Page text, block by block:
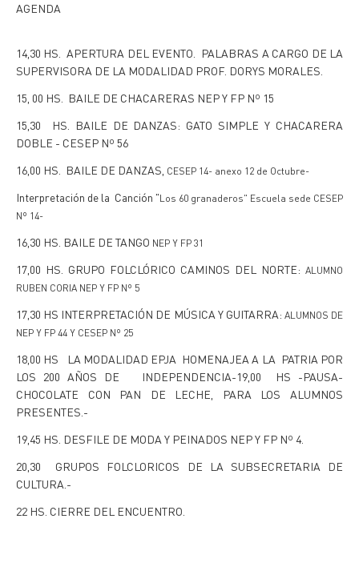
AGENDA
14,30 HS. APERTURA DEL EVENTO. PALABRAS A CARGO DE LA
SUPERVISORA DE LA MODALIDAD PROF. DORYS MORALES.
15, 00 HS. BAILE DE CHACARERAS NEP Y FP Nº 15
15,30 HS. BAILE DE DANZAS: GATO SIMPLE Y CHACARERA
DOBLE - CESEP Nº 56
16,00 HS. BAILE DE DANZAS, CESEP 14- anexo 12 de Octubre-
Interpretación de la Canción "Los 60 granaderos" Escuela sede CESEP
Nº 14-
16,30 HS. BAILE DE TANGO NEP Y FP 31
17,00 HS. GRUPO FOLCLÓRICO CAMINOS DEL NORTE: ALUMNO
RUBEN CORIA NEP Y FP Nº 5
17,30 HS INTERPRETACIÓN DE MÚSICA Y GUITARRA: ALUMNOS DE
NEP Y FP 44 Y CESEP Nº 25
18,00 HS LA MODALIDAD EPJA HOMENAJEA A LA PATRIA POR
LOS 200 AÑOS DE INDEPENDENCIA-19,00 HS -PAUSA-
CHOCOLATE CON PAN DE LECHE, PARA LOS ALUMNOS
PRESENTES.-
19,45 HS. DESFILE DE MODA Y PEINADOS NEP Y FP Nº 4.
20,30 GRUPOS FOLCLORICOS DE LA SUBSECRETARIA DE
CULTURA.-
22 HS. CIERRE DEL ENCUENTRO.